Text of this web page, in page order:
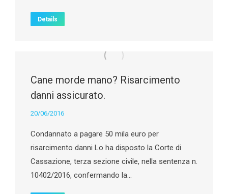
Details
Cane morde mano? Risarcimento
danni assicurato.
20/06/2016
Condannato a pagare 50 mila euro per
risarcimento danni Lo ha disposto la Corte di
Cassazione, terza sezione civile, nella sentenza n.
10402/2016, confermando la…